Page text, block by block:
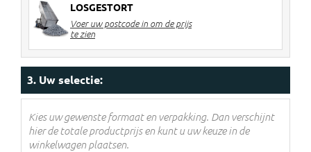
2 stuks
3-4 stuks
€ 10 korting per big bag
5> stuks
Kortingen worden verrekend in de
LOSGESTORT
Voer uw postcode in om de prijs
te zien
3. Uw selectie:
Kies uw gewenste formaat en verpakking. Dan verschijnt
hier de totale productprijs en kunt u uw keuze in de
winkelwagen plaatsen.